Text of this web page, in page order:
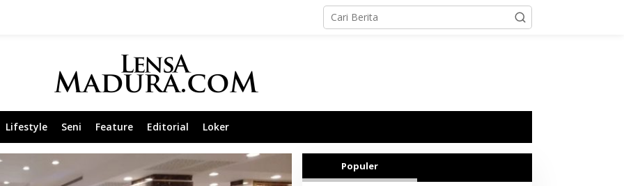
Lifestyle Seni Feature Editorial Loker
Populer